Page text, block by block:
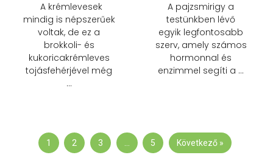
A krémlevesek
mindig is népszerűek
voltak, de ez a
brokkoli- és
kukoricakrémleves
tojásfehérjével még
…
A pajzsmirigy a
testünkben lévő
egyik legfontosabb
szerv, amely számos
hormonnal és
enzimmel segíti a …
1 2 3 … 5 Következő »